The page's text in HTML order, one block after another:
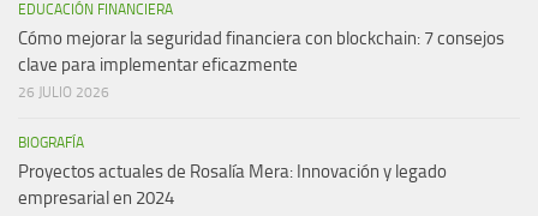
EDUCACIÓN FINANCIERA
Cómo mejorar la seguridad financiera con blockchain: 7 consejos
clave para implementar eficazmente
26 JULIO 2026
BIOGRAFÍA
Proyectos actuales de Rosalía Mera: Innovación y legado
empresarial en 2024